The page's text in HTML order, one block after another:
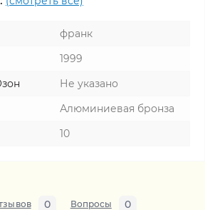
франк
1999
Не указано
Алюминиевая бронза
10
0 Вопросы 0